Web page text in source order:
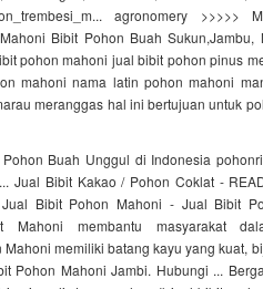
agronomery >>>>>
Bibit Pohon Buah Sukun,Jambu,
pohon mahoni jual bibit pohon pinus
mahoni nama latin pohon mahoni
meranggas hal ini bertujuan untuk
Buah Unggul di Indonesia
Jual Bibit Kakao / Pohon Coklat -
Bibit Pohon Mahoni - Jual Bibit
Mahoni membantu masyarakat
memiliki batang kayu yang kuat,
Pohon Mahoni Jambi. Hubungi ...